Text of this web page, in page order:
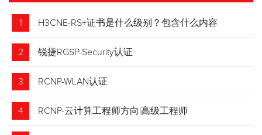
1 H3CNE-RS+证书是什么级别？包含什么内容
2 锐捷RGSP-Security认证
3 RCNP-WLAN认证
4 RCNP-云计算工程师方向|高级工程师